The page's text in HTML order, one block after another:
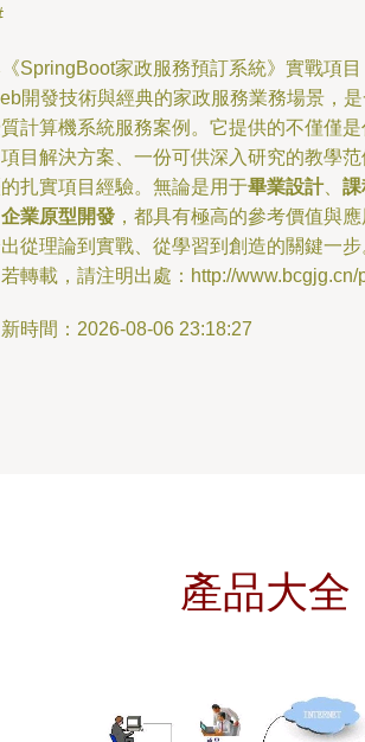
SpringBoot家政服務預訂系統》實戰項
開發技術與經典的家政服務業務場景，
計算機系統服務案例。它提供的不僅僅
目解決方案、一份可供深入研究的教學
扎實項目經驗。無論是用于畢業設計、 課
企業原型開發 ，都具有極高的參考價值與
從理論到實戰、從學習到創造的關鍵一步
轉載，請注明出處：http://www.bcgjg.cn/
時間：2026-08-06 23:18:27
產品大全